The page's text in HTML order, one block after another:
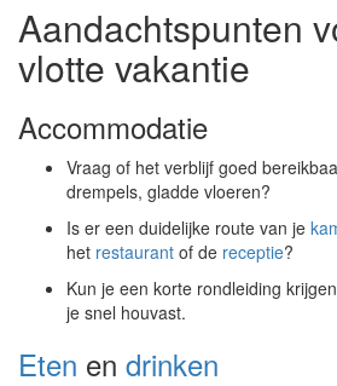
Aandachtspunten
vlotte vakantie
Accommodatie
Vraag of het verblijf goed
drempels, gladde vloeren?
Is er een duidelijke route van je
het restaurant of de receptie?
Kun je een korte rondleiding
je snel houvast.
Eten en drinken